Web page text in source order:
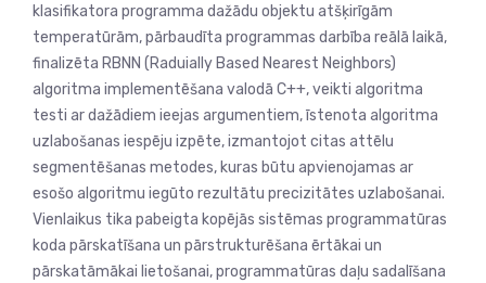
klasifikatora programma dažādu objektu atšķirīgām
temperatūrām, pārbaudīta programmas darbība reālā laikā,
finalizēta RBNN (Raduially Based Nearest Neighbors)
algoritma implementēšana valodā C++, veikti algoritma
testi ar dažādiem ieejas argumentiem, īstenota algoritma
uzlabošanas iespēju izpēte, izmantojot citas attēlu
segmentēšanas metodes, kuras būtu apvienojamas ar
esošo algoritmu iegūto rezultātu precizitātes uzlabošanai.
Vienlaikus tika pabeigta kopējās sistēmas programmatūras
koda pārskatīšana un pārstrukturēšana ērtākai un
pārskatāmākai lietošanai, programmatūras daļu sadalīšana